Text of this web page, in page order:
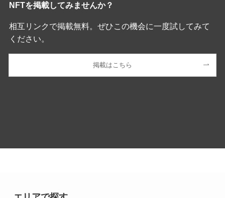
NFTを掲載してみませんか？
相互リンクで掲載無料。ぜひこの機会に一度試してみて
ください。
掲載はこちら